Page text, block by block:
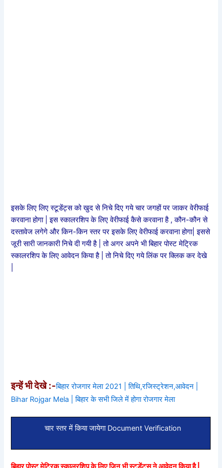
इसके लिए लिए स्टूडेंट्स को खुद से निचे दिए गये चार जगहों पर जाकर वेरीफाई
करवाना होगा | इस स्कालरशिप के लिए वेरीफाई कैसे करवाना है , कौन-कौन से
दस्तावेज लगेगे और किन-किन स्तर पर इसके लिए वेरीफाई करवाना होगा| इससे
जूरी सारी जानकारी निचे दी गयी है | तो अगर अपने भी बिहार पोस्ट मेट्रिक
स्कालरशिप के लिए आवेदन किया है | तो निचे दिए गये लिंक पर क्लिक कर देखे
इन्हें भी देखे :-बिहार रोजगार मेला 2021 | तिथि,रजिस्ट्रेशन,आवेदन |
Bihar Rojgar Mela | बिहार के सभी जिले में होगा रोजगार मेला
चार स्तर में किया जायेगा Document Verification